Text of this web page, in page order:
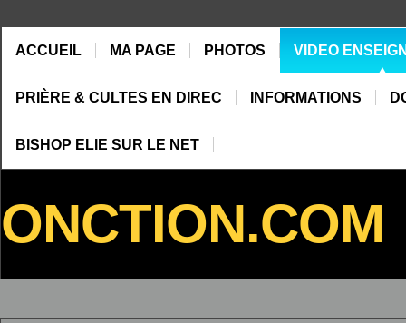
ACCUEIL MA PAGE PHOTOS VIDEO
PRIÈRE & CULTES EN DIREC INFORMATIONS
BISHOP ELIE SUR LE NET
ONCTION.COM